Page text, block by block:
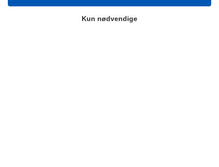
Kun nødvendige